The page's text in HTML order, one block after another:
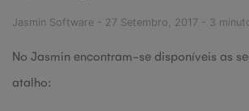
Jasmin Software - 27 Setembro, 2017 - 3
No Jasmin encontram-se disponíveis as
atalho: